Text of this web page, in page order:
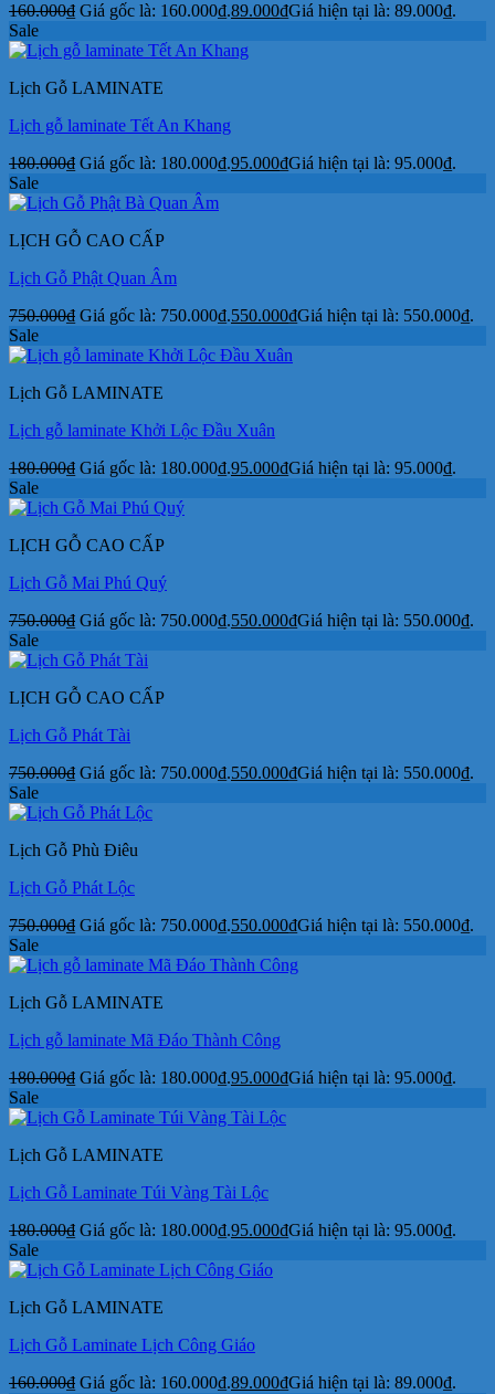
160.000₫ Giá gốc là: 160.000₫.89.000₫Giá hiện tại là: 89.000₫.
Sale
Lịch Gỗ LAMINATE
Lịch gỗ laminate Tết An Khang
180.000₫ Giá gốc là: 180.000₫.95.000₫Giá hiện tại là: 95.000₫.
Sale
LỊCH GỖ CAO CẤP
Lịch Gỗ Phật Quan Âm
750.000₫ Giá gốc là: 750.000₫.550.000₫Giá hiện tại là: 550.000₫.
Sale
Lịch Gỗ LAMINATE
Lịch gỗ laminate Khởi Lộc Đầu Xuân
180.000₫ Giá gốc là: 180.000₫.95.000₫Giá hiện tại là: 95.000₫.
Sale
LỊCH GỖ CAO CẤP
Lịch Gỗ Mai Phú Quý
750.000₫ Giá gốc là: 750.000₫.550.000₫Giá hiện tại là: 550.000₫.
Sale
LỊCH GỖ CAO CẤP
Lịch Gỗ Phát Tài
750.000₫ Giá gốc là: 750.000₫.550.000₫Giá hiện tại là: 550.000₫.
Sale
Lịch Gỗ Phù Điêu
Lịch Gỗ Phát Lộc
750.000₫ Giá gốc là: 750.000₫.550.000₫Giá hiện tại là: 550.000₫.
Sale
Lịch Gỗ LAMINATE
Lịch gỗ laminate Mã Đáo Thành Công
180.000₫ Giá gốc là: 180.000₫.95.000₫Giá hiện tại là: 95.000₫.
Sale
Lịch Gỗ LAMINATE
Lịch Gỗ Laminate Túi Vàng Tài Lộc
180.000₫ Giá gốc là: 180.000₫.95.000₫Giá hiện tại là: 95.000₫.
Sale
Lịch Gỗ LAMINATE
Lịch Gỗ Laminate Lịch Công Giáo
160.000₫ Giá gốc là: 160.000₫.89.000₫Giá hiện tại là: 89.000₫.